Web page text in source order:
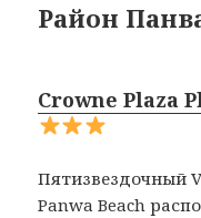
Район
Crowne Plaza
Пятизвездочный
Panwa Beach